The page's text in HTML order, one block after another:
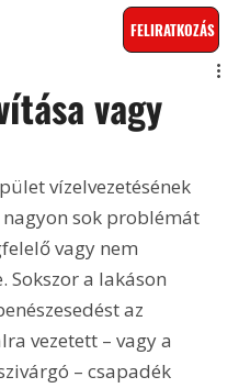
FELIRATKOZÁS
vagy
vízelvezetésének
sok problémát
vagy nem
Sokszor a lakáson
az
vezetett – vagy a
– csapadék